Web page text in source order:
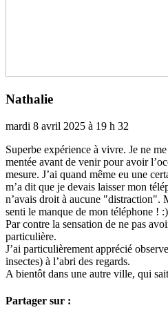
Nathalie
mardi 8 avril 2025 à 19 h 32
Superbe expé­­rience à vivre. Je ne
men­­tée avant de venir pour avoir
mesure. J’ai quand même eu une
m’a dit que je devais lais­­ser mon
n’avais droit à aucune "dis­­trac­­tion".
senti le manque de mon télé­­phone ! :)
Par contre la sen­­sa­­tion de ne pas
par­­ti­­cu­­lière.
J’ai par­­ti­­cu­­liè­­re­­ment appré­­cié
insec­tes) à l’abri des regards.
A bien­­tôt dans une autre ville, qui
Partager sur :